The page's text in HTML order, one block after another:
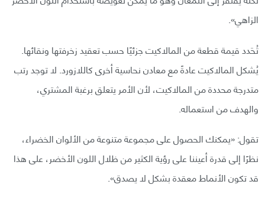
الزاهي».
تُحَدد قيمة قطعة من المالاكيت جزئيًا حسب تعقيد زخرفتها ونقائها.
يُشكل المالاكيت عادةً مع معادن نحاسية أخرى كاللازورد. لا توجد رتب
متدرجة محددة من المالاكيت، لأن الأمر يتعلق برغبة المشتري،
والهدف من استعماله.
تقول: «يمكنك الحصول على مجموعة متنوعة من الألوان الخضراء،
نظرًا إلى قدرة أعيننا على رؤية الكثير من ظلال اللون الأخضر، على هذا
قد تكون الأنماط معقدة بشكل لا يصدق».